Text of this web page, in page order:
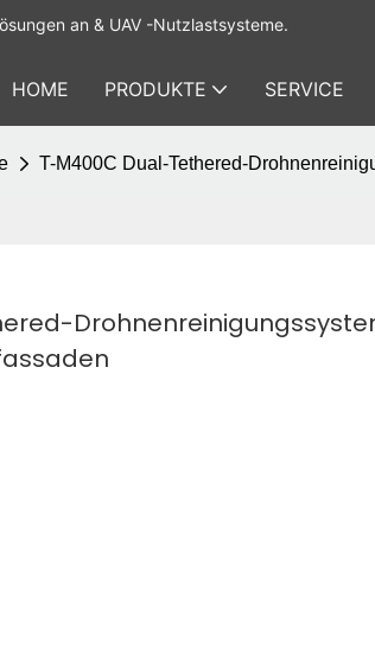
an & UAV -Nutzlastsysteme.
HOME PRODUKTE SERVICE
T-M400C Dual-Tethered-